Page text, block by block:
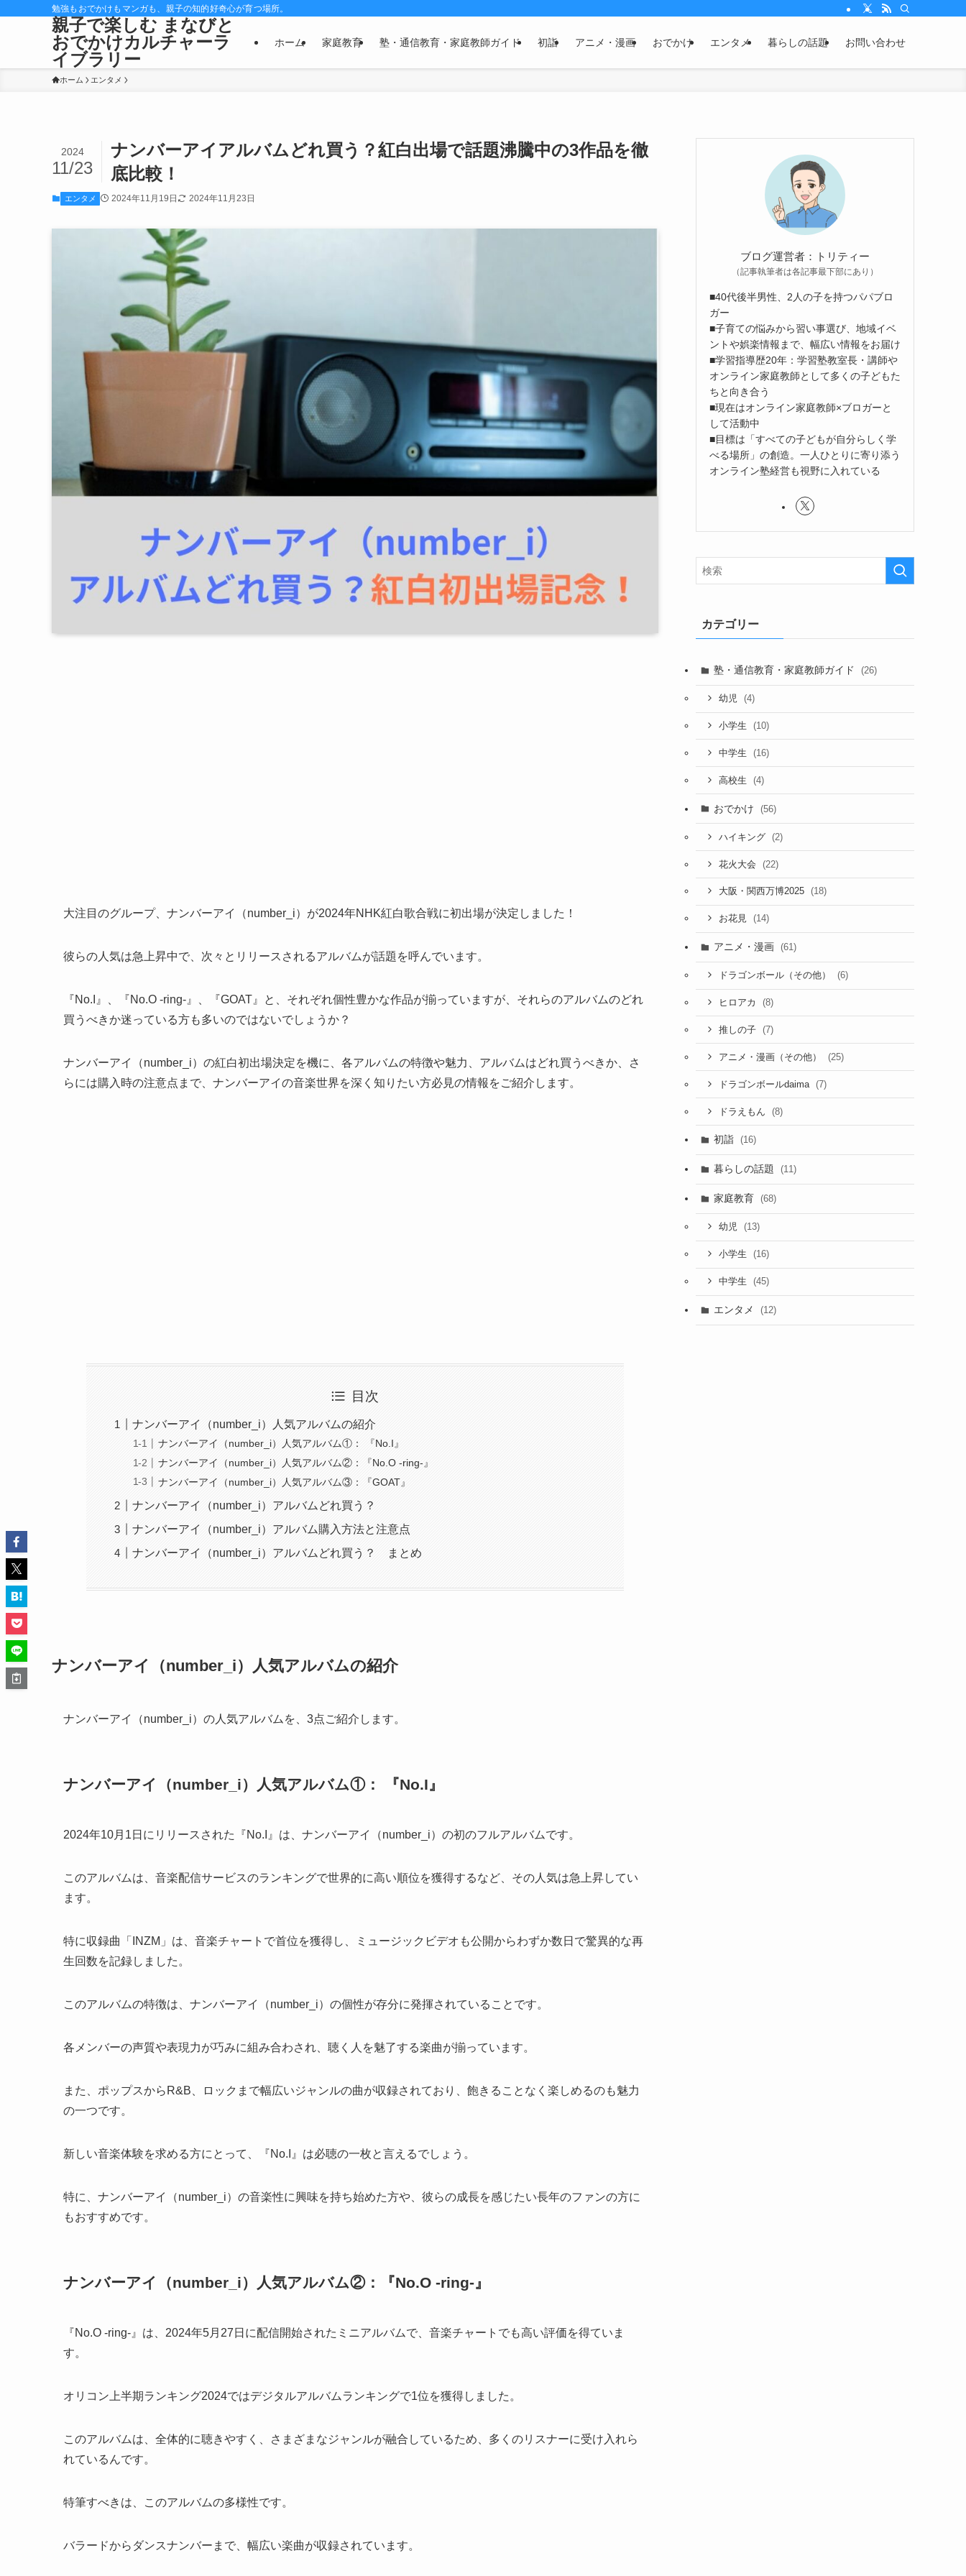
勉強もおでかけもマンガも、親子の知的好奇心が育つ場所。
親子で楽しむ まなびと
おでかけカルチャーラ
イブラリー
ホーム 家庭教育 塾・通信教育・家庭教師ガイド 初詣 アニメ・漫画 おでかけ エンタメ 暮らしの話題 お問い合わせ
ホーム エンタメ
ナンバーアイアルバムどれ買う？紅白出場で話題沸騰中の3作品を徹
底比較！
2024
11/23
エンタメ 2024年11月19日 2024年11月23日
大注目のグループ、ナンバーアイ（number_i）が2024年NHK紅白歌合戦に初出場が決定しました！
彼らの人気は急上昇中で、次々とリリースされるアルバムが話題を呼んでいます。
『No.I』、『No.O -ring-』、『GOAT』と、それぞれ個性豊かな作品が揃っていますが、それらのアルバムのどれ
買うべきか迷っている方も多いのではないでしょうか？
ナンバーアイ（number_i）の紅白初出場決定を機に、各アルバムの特徴や魅力、アルバムはどれ買うべきか、さ
らには購入時の注意点まで、ナンバーアイの音楽世界を深く知りたい方必見の情報をご紹介します。
目次
ナンバーアイ（number_i）人気アルバムの紹介
ナンバーアイ（number_i）人気アルバム①： 『No.I』
ナンバーアイ（number_i）人気アルバム②：『No.O -ring-』
ナンバーアイ（number_i）人気アルバム③：『GOAT』
ナンバーアイ（number_i）アルバムどれ買う？
ナンバーアイ（number_i）アルバム購入方法と注意点
ナンバーアイ（number_i）アルバムどれ買う？ まとめ
ナンバーアイ（number_i）人気アルバムの紹介
ナンバーアイ（number_i）の人気アルバムを、3点ご紹介します。
ナンバーアイ（number_i）人気アルバム①： 『No.I』
2024年10月1日にリリースされた『No.I』は、ナンバーアイ（number_i）の初のフルアルバムです。
このアルバムは、音楽配信サービスのランキングで世界的に高い順位を獲得するなど、その人気は急上昇してい
ます。
特に収録曲「INZM」は、音楽チャートで首位を獲得し、ミュージックビデオも公開からわずか数日で驚異的な再
生回数を記録しました。
このアルバムの特徴は、ナンバーアイ（number_i）の個性が存分に発揮されていることです。
各メンバーの声質や表現力が巧みに組み合わされ、聴く人を魅了する楽曲が揃っています。
また、ポップスからR&B、ロックまで幅広いジャンルの曲が収録されており、飽きることなく楽しめるのも魅力
の一つです。
新しい音楽体験を求める方にとって、『No.I』は必聴の一枚と言えるでしょう。
特に、ナンバーアイ（number_i）の音楽性に興味を持ち始めた方や、彼らの成長を感じたい長年のファンの方に
もおすすめです。
ナンバーアイ（number_i）人気アルバム②：『No.O -ring-』
『No.O -ring-』は、2024年5月27日に配信開始されたミニアルバムで、音楽チャートでも高い評価を得ていま
す。
オリコン上半期ランキング2024ではデジタルアルバムランキングで1位を獲得しました。
このアルバムは、全体的に聴きやすく、さまざまなジャンルが融合しているため、多くのリスナーに受け入れら
れているんです。
特筆すべきは、このアルバムの多様性です。
バラードからダンスナンバーまで、幅広い楽曲が収録されています。
ブログ運営者：トリティー
（記事執筆者は各記事最下部にあり）
■40代後半男性、2人の子を持つパパブロ
ガー
■子育ての悩みから習い事選び、地域イベ
ントや娯楽情報まで、幅広い情報をお届け
■学習指導歴20年：学習塾教室長・講師や
オンライン家庭教師として多くの子どもた
ちと向き合う
■現在はオンライン家庭教師×ブロガーと
して活動中
■目標は「すべての子どもが自分らしく学
べる場所」の創造。一人ひとりに寄り添う
オンライン塾経営も視野に入れている
カテゴリー
塾・通信教育・家庭教師ガイド (26)
幼児 (4)
小学生 (10)
中学生 (16)
高校生 (4)
おでかけ (56)
ハイキング (2)
花火大会 (22)
大阪・関西万博2025 (18)
お花見 (14)
アニメ・漫画 (61)
ドラゴンボール（その他） (6)
ヒロアカ (8)
推しの子 (7)
アニメ・漫画（その他） (25)
ドラゴンボールdaima (7)
ドラえもん (8)
初詣 (16)
暮らしの話題 (11)
家庭教育 (68)
幼児 (13)
小学生 (16)
中学生 (45)
エンタメ (12)